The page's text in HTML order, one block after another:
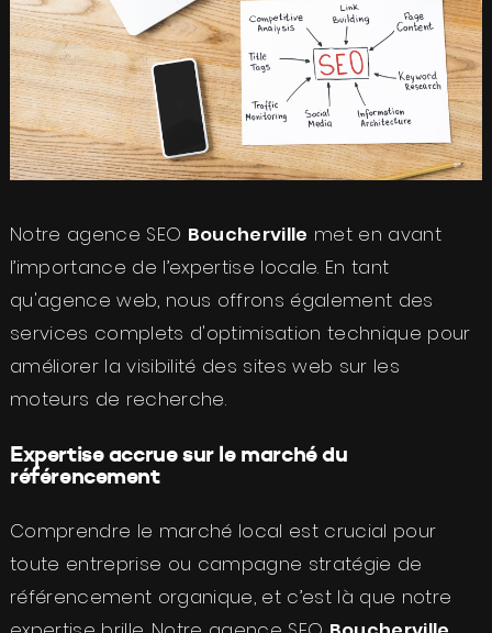
Notre agence SEO Boucherville met en avant
l’importance de l’expertise locale. En tant
qu'agence web, nous offrons également des
services complets d'optimisation technique pour
améliorer la visibilité des sites web sur les
moteurs de recherche.
Expertise accrue sur le marché du
référencement
Comprendre le marché local est crucial pour
toute entreprise ou campagne stratégie de
référencement organique, et c’est là que notre